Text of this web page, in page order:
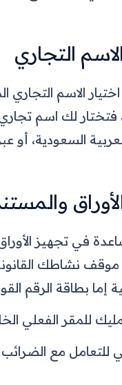
التجاري
الاسم التجاري
فتختار لك اسم
السعودية،
في تجهيز
نشاطك
إما بطاقة الرقم
للمقر الفعلي
للتعامل مع